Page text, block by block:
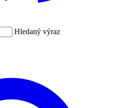
Hledaný výraz